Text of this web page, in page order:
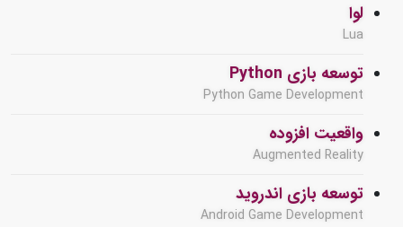
لوا
Lua
توسعه بازی Python
Python Game Development
واقعیت افزوده
Augmented Reality
توسعه بازی اندروید
Android Game Development